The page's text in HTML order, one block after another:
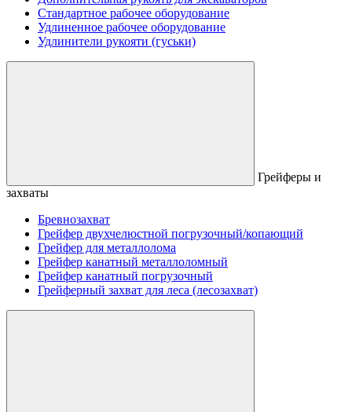
Стандартное рабочее оборудование
Удлиненное рабочее оборудование
Удлинители рукояти (гуськи)
Грейферы и
захваты
Бревнозахват
Грейфер двухчелюстной погрузочный/копающий
Грейфер для металлолома
Грейфер канатный металлоломный
Грейфер канатный погрузочный
Грейферный захват для леса (лесозахват)